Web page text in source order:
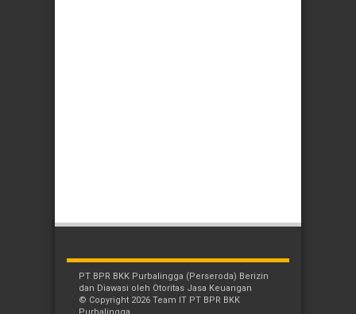
PT BPR BKK Purbalingga (Perseroda) Berizin
dan Diawasi oleh Otoritas Jasa Keuangan
© Copyright 2026 Team IT PT BPR BKK
Purbalingga